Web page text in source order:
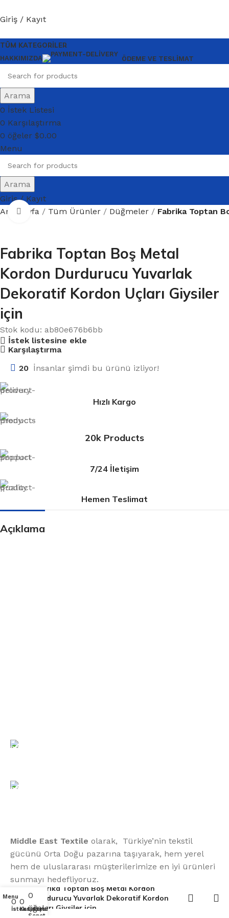
Giriş / Kayıt
TÜM KATEGORILER
HAKKIMIZDA ÖDEME VE TESLIMAT
Arama
0 İstek Listesi
0 Karşılaştırma
0 öğeler $0.00
Menu
Arama
Giriş / Kayıt
Ana Sayfa
Tüm Ürünler Düğmeler Fabrika Toptan
Büyütmek için tıklayın
Fabrika Toptan Boş Metal
Kordon Durdurucu Yuvarlak
Dekoratif Kordon Uçları Giysiler
için
Stok kodu: ab80e676b6bb
İstek listesine ekle
Karşılaştırma
20 İnsanlar şimdi bu ürünü izliyor!
Hızlı Kargo
20k Products
7/24 İletişim
Hemen Teslimat
Açıklama
Middle East Textile olarak, Türkiye’nin tekstil
gücünü Orta Doğu pazarına taşıyarak, hem yerel
hem de uluslararası müşterilerimize en iyi ürünleri
sunmayı hedefliyoruz.
Middle East Textile
Fabrika Toptan Boş Metal Kordon
Durdurucu Yuvarlak Dekoratif Kordon
Uçları Giysiler için
Menu
0
İstek Listesi
0
Karşılaştırma
0
öğeler
Sepet